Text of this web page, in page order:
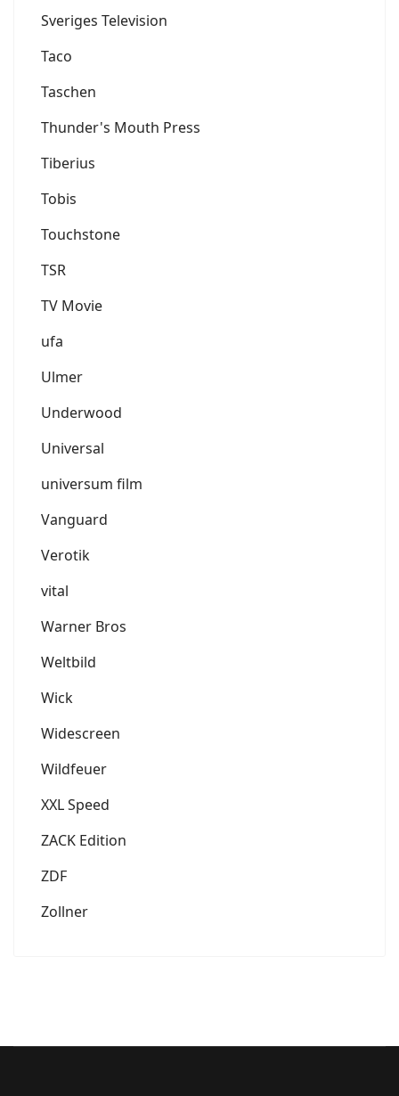
Sveriges Television
Taco
Taschen
Thunder's Mouth Press
Tiberius
Tobis
Touchstone
TSR
TV Movie
ufa
Ulmer
Underwood
Universal
universum film
Vanguard
Verotik
vital
Warner Bros
Weltbild
Wick
Widescreen
Wildfeuer
XXL Speed
ZACK Edition
ZDF
Zollner